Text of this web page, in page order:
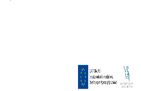
v rámci realizace projektu Strategické investice Masarykovy